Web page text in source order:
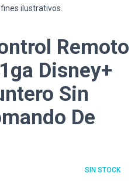
ilustrativos.
Remoto
Disney+
Sin
De
SIN STOCK